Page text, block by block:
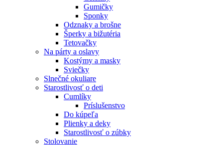
Gumičky
Sponky
Odznaky a brošne
Šperky a bižutéria
Tetovačky
Na párty a oslavy
Kostýmy a masky
Sviečky
Slnečné okuliare
Starostlivosť o deti
Cumlíky
Príslušenstvo
Do kúpeľa
Plienky a deky
Starostlivosť o zúbky
Stolovanie